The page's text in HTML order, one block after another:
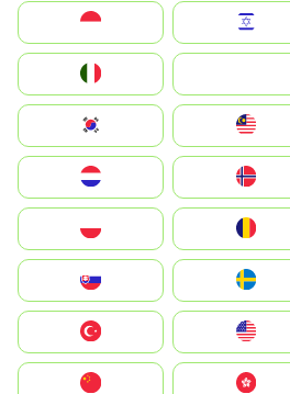
South Korea
United States
中國香港特別行政區